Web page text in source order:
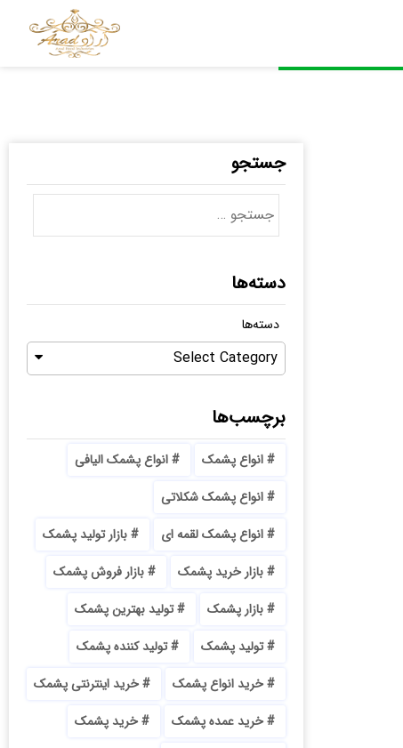
جستجو
دسته‌ها
دسته‌ها
Select Category
برچسب‌ها
انواع پشمک
انواع پشمک الیافی
انواع پشمک شکلاتی
انواع پشمک لقمه ای
بازار تولید پشمک
بازار خرید پشمک
بازار فروش پشمک
بازار پشمک
تولید بهترین پشمک
تولید پشمک
تولید کننده پشمک
خرید انواع پشمک
خرید اینترنتی پشمک
خرید عمده پشمک
خرید پشمک